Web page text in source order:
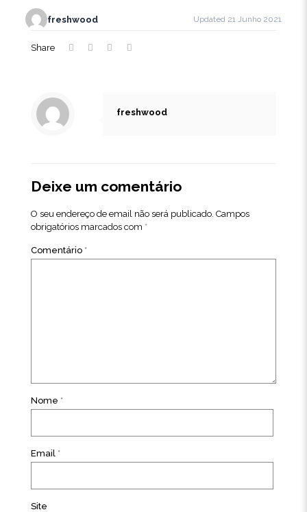
freshwood Updated 21 Junho 2021
Share
freshwood
Deixe um comentário
O seu endereço de email não será publicado. Campos
obrigatórios marcados com *
Comentário *
Nome *
Email *
Site